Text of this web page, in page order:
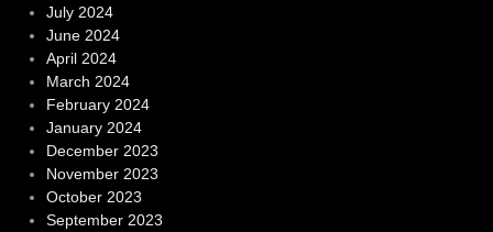
July 2024
June 2024
April 2024
March 2024
February 2024
January 2024
December 2023
November 2023
October 2023
September 2023